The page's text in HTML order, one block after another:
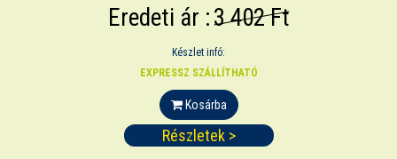
Eredeti ár :3 402 Ft
Készlet infó:
EXPRESSZ SZÁLLÍTHATÓ
Kosárba
Részletek >